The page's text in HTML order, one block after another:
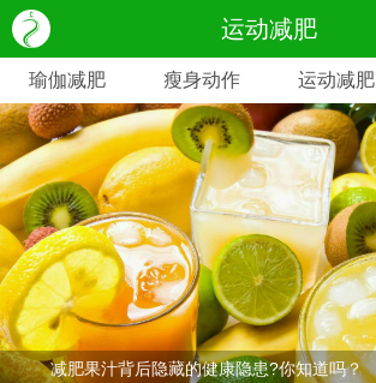
运动减肥
瑜伽减肥 瘦身动作 运动减肥
减肥果汁背后隐藏的健康隐患?你知道吗？